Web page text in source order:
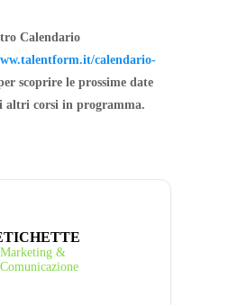
Calendario
calendario-
scoprire le prossime date
altri corsi in programma.
Marketing &
Comunicazione